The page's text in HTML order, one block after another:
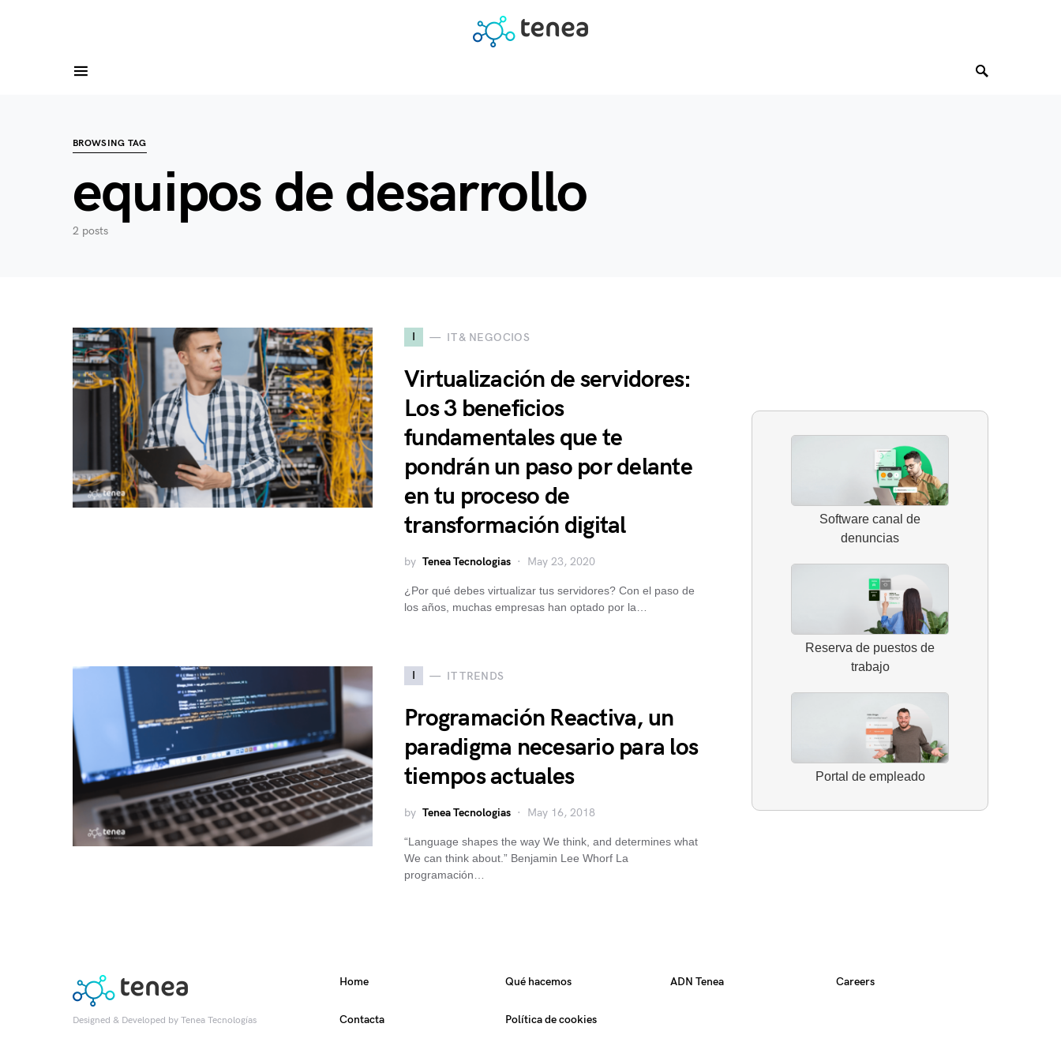
BROWSING TAG
equipos de desarrollo
2 posts
I IT & NEGOCIOS
Virtualización de servidores:
Los 3 beneficios
fundamentales que te
pondrán un paso por delante
en tu proceso de
transformación digital
by Tenea Tecnologias May 23, 2020
¿Por qué debes virtualizar tus servidores? Con el paso de
los años, muchas empresas han optado por la…
I IT TRENDS
Programación Reactiva, un
paradigma necesario para los
tiempos actuales
by Tenea Tecnologias May 16, 2018
“Language shapes the way We think, and determines what
We can think about.” Benjamin Lee Whorf La
programación…
Software canal de
denuncias
Reserva de puestos de
trabajo
Portal de empleado
Designed & Developed by Tenea Tecnologías
Home Qué hacemos ADN Tenea Careers
Contacta Política de cookies